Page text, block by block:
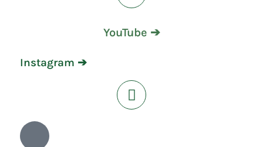
YouTube ➔
Instagram ➔